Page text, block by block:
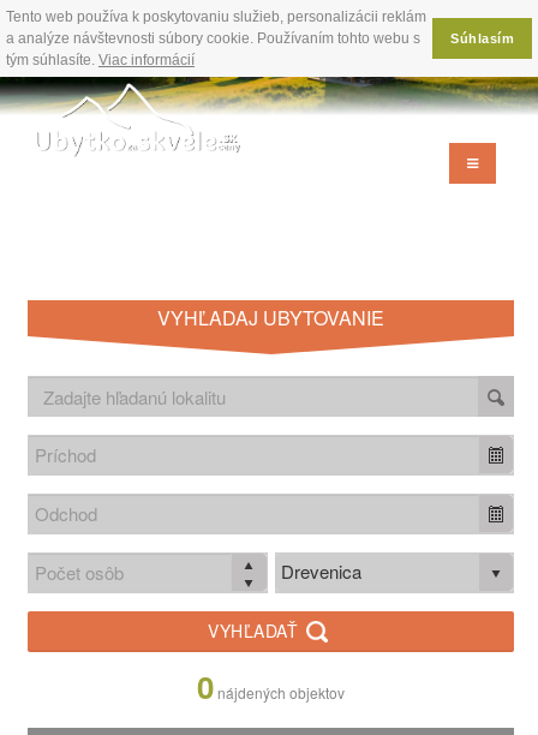
Tento web používa k poskytovaniu služieb, personalizácii reklám
a analýze návštevnosti súbory cookie. Používaním tohto webu s
tým súhlasíte. Viac informácií
Súhlasím
VYHĽADAJ UBYTOVANIE
Drevenica
VYHĽADAŤ
0 nájdených objektov